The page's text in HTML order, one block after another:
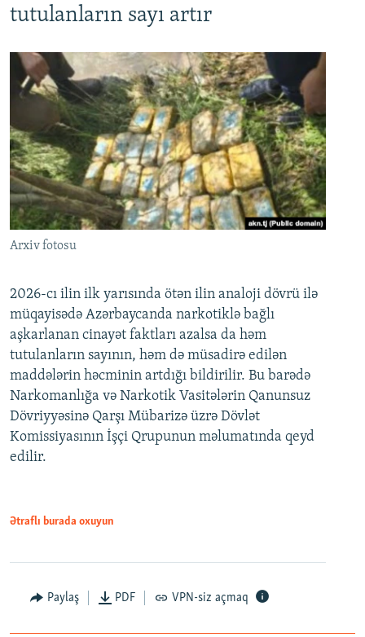
tutulanların sayı artır
Arxiv fotosu
2026-cı ilin ilk yarısında ötən ilin analoji dövrü ilə
müqayisədə Azərbaycanda narkotiklə bağlı
aşkarlanan cinayət faktları azalsa da həm
tutulanların sayının, həm də müsadirə edilən
maddələrin həcminin artdığı bildirilir. Bu barədə
Narkomanlığa və Narkotik Vasitələrin Qanunsuz
Dövriyyəsinə Qarşı Mübarizə üzrə Dövlət
Komissiyasının İşçi Qrupunun məlumatında qeyd
edilir.
Ətraflı burada oxuyun
Paylaş PDF VPN-siz açmaq